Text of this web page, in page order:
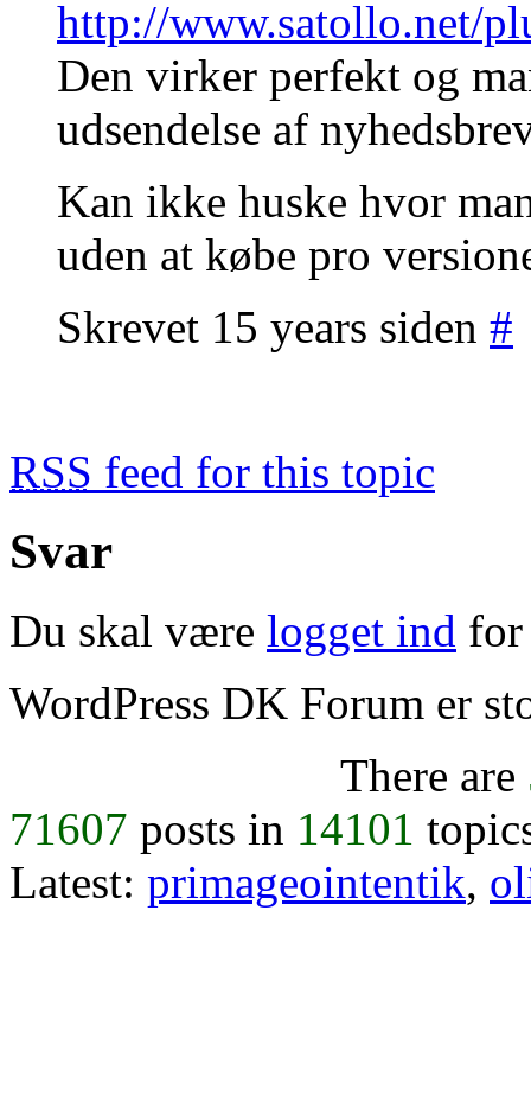
http://www.satollo.net/
Den virker perfekt og
udsendelse af
Kan ikke huske hvor
uden at købe pro
Skrevet 15 years siden #
RSS feed for this topic
Svar
Du skal være logget ind for
WordPress DK Forum er
There are
71607 posts in 14101
Latest: primageointentik,